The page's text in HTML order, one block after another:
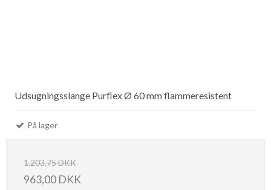
Udsugningsslange Purflex Ø 60 mm flammeresistent
På lager
1.203,75 DKK
963,00 DKK